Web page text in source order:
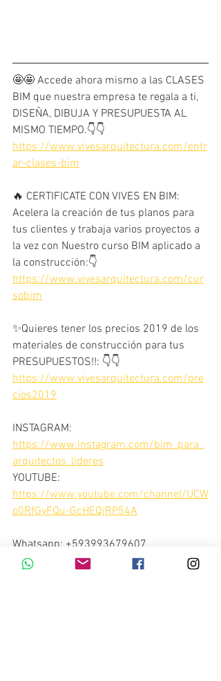
🤩🤩 Accede ahora mismo a las CLASES
BIM que nuestra empresa te regala a ti,
DISEÑA, DIBUJA Y PRESUPUESTA AL
MISMO TIEMPO.👇👇
https://www.vivesarquitectura.com/entr
ar-clases-bim
🔥 CERTIFICATE CON VIVES EN BIM:
Acelera la creación de tus planos para
tus clientes y trabaja varios proyectos a
la vez con Nuestro curso BIM aplicado a
la construcción:👇
https://www.vivesarquitectura.com/cur
sobim
✨Quieres tener los precios 2019 de los
materiales de construcción para tus
PRESUPUESTOS!!: 👇👇
https://www.vivesarquitectura.com/pre
cios2019
INSTAGRAM:
https://www.instagram.com/bim_para_
arquitectos_lideres
YOUTUBE:
https://www.youtube.com/channel/UCW
o0RfGyFQu-GcHEQjRP54A
Whatsapp: +593993679607
Puedes solicitar las Clases